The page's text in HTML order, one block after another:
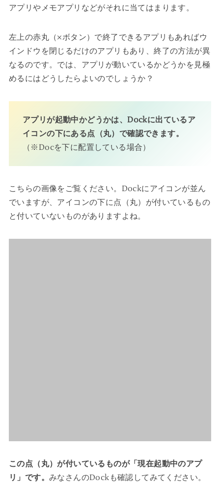
アプリやメモアプリなどがそれに当てはまります。
左上の赤丸（×ボタン）で終了できるアプリもあればウ
インドウを閉じるだけのアプリもあり、終了の方法が異
なるのです。では、アプリが動いているかどうかを見極
めるにはどうしたらよいのでしょうか？
アプリが起動中かどうかは、Dockに出ているア
イコンの下にある点（丸）で確認できます。
（※Docを下に配置している場合）
こちらの画像をご覧ください。Dockにアイコンが並ん
でいますが、アイコンの下に点（丸）が付いているもの
と付いていないものがありますよね。
この点（丸）が付いているものが「現在起動中のアプ
リ」です。 みなさんのDockも確認してみてください。